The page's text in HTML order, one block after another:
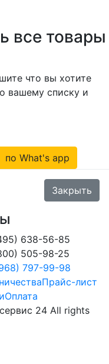
все товары
что вы хотите
вашему списку и
по What's app
Закрыть
638-56-85
505-98-25
797-99-98
Прайс-лист
Оплата
24 All rights